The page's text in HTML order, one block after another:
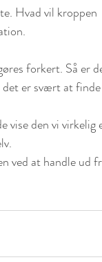
Hvad vil kroppen
forkert. Så er
det er svært at finde
vise den vi virkelig
ved at handle ud